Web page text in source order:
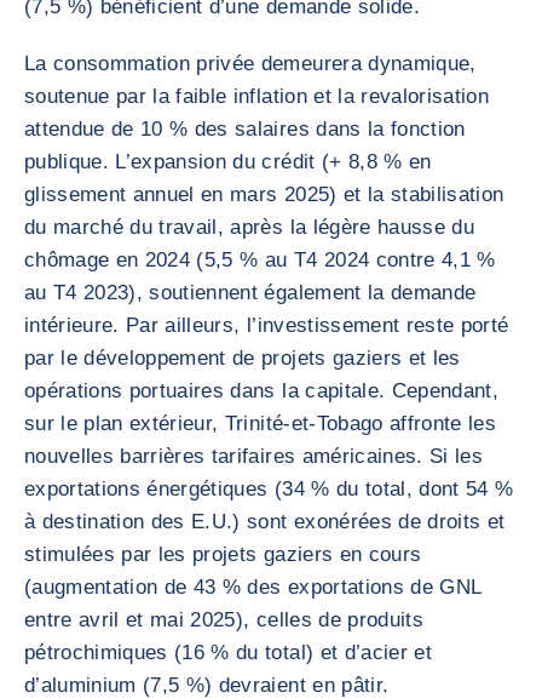
(7,5 %) bénéficient d’une demande solide.
La consommation privée demeurera dynamique,
soutenue par la faible inflation et la revalorisation
attendue de 10 % des salaires dans la fonction
publique. L’expansion du crédit (+ 8,8 % en
glissement annuel en mars 2025) et la stabilisation
du marché du travail, après la légère hausse du
chômage en 2024 (5,5 % au T4 2024 contre 4,1 %
au T4 2023), soutiennent également la demande
intérieure. Par ailleurs, l’investissement reste porté
par le développement de projets gaziers et les
opérations portuaires dans la capitale. Cependant,
sur le plan extérieur, Trinité-et-Tobago affronte les
nouvelles barrières tarifaires américaines. Si les
exportations énergétiques (34 % du total, dont 54 %
à destination des E.U.) sont exonérées de droits et
stimulées par les projets gaziers en cours
(augmentation de 43 % des exportations de GNL
entre avril et mai 2025), celles de produits
pétrochimiques (16 % du total) et d’acier et
d’aluminium (7,5 %) devraient en pâtir.